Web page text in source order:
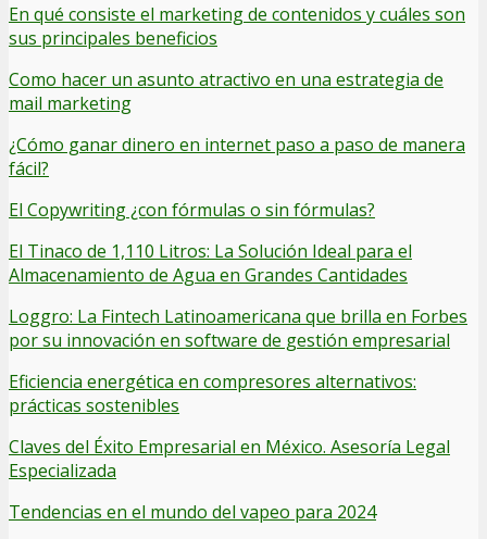
En qué consiste el marketing de contenidos y cuáles son
sus principales beneficios
Como hacer un asunto atractivo en una estrategia de
mail marketing
¿Cómo ganar dinero en internet paso a paso de manera
fácil?
El Copywriting ¿con fórmulas o sin fórmulas?
El Tinaco de 1,110 Litros: La Solución Ideal para el
Almacenamiento de Agua en Grandes Cantidades
Loggro: La Fintech Latinoamericana que brilla en Forbes
por su innovación en software de gestión empresarial
Eficiencia energética en compresores alternativos:
prácticas sostenibles
Claves del Éxito Empresarial en México. Asesoría Legal
Especializada
Tendencias en el mundo del vapeo para 2024